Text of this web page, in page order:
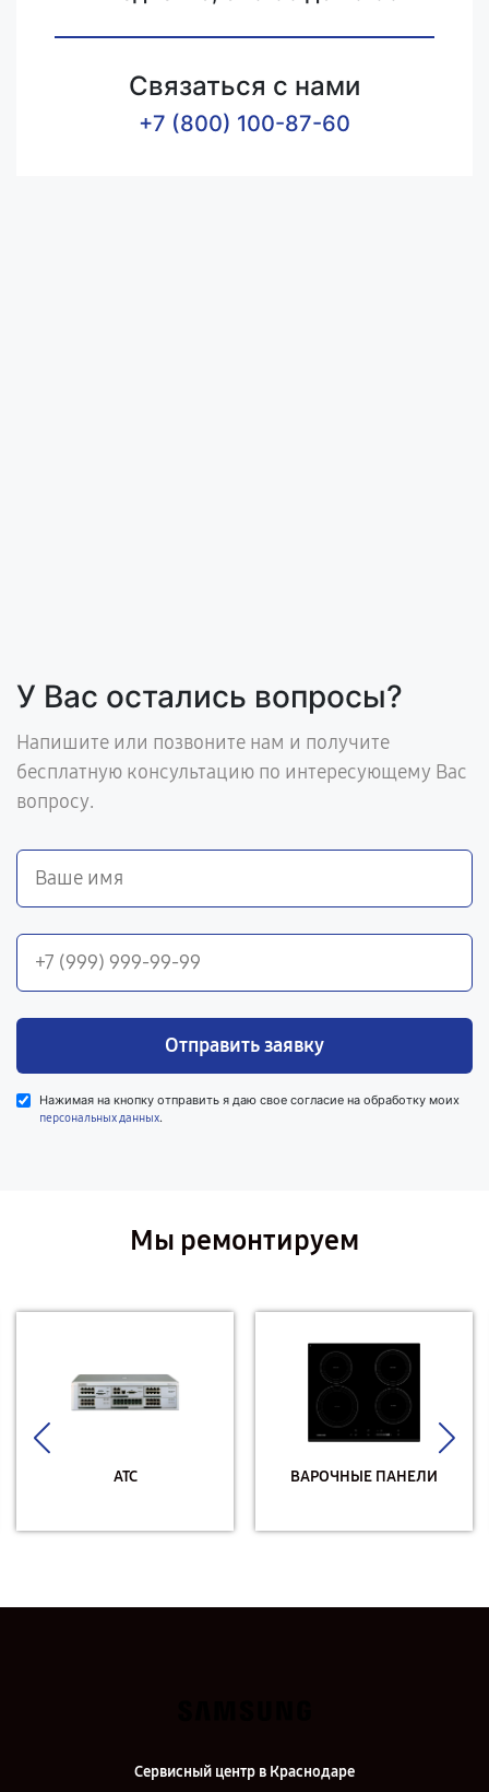
Связаться с нами
+7 (800) 100-87-60
У Вас остались вопросы?
Напишите или позвоните нам и получите
бесплатную консультацию по интересующему Вас
вопросу.
Отправить заявку
Нажимая на кнопку отправить я даю свое согласие на обработку моих
персональных данных.
Мы ремонтируем
АТС ВАРОЧНЫЕ ПАНЕЛИ
Сервисный центр в Краснодаре